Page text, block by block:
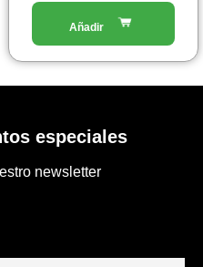
especiales
newsletter